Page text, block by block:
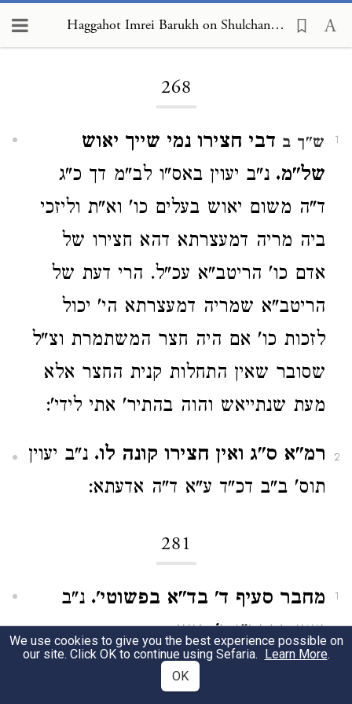
Haggahot Imrei Barukh on Shulchan Arukh, Choshen Mishpat 268
268
1 ש"ך ב דבי חצירו נמי שייך יאוש
של"מ. נ"ב יעוין באס"ו לב"מ דך כ"ג
ד"ה משום יאוש בעלים כו' וא"ת וליזכי
ביה מריה דמעצרתא דהא חצירו של
אדם כו' הריטב"א עכ"ל. הרי דעת של
הריטב"א שמריה דמעצרתא הי' יכול
לזכות כו' אם היה חצר המשתמרת וצ"ל
שסובר שאין התחלות קנית החצר אלא
מעת שנתייאש והוה בהתיר' אתי לידי':
2 רמ"א ס"ג ואין חצירו קונה לו. נ"ב יעוין
תוס' ב"ב דכ"ד ע"א ד"ה אדעתא:
281
1 מחבר סעיף ד' בד"א בפשוטי'. נ"ב
יעוין ברמב"ן פ' תצא:
מיהו נ"ל מה שנוהגין.
We use cookies to give you the best experience possible on
our site. Click OK to continue using Sefaria. Learn More.
OK